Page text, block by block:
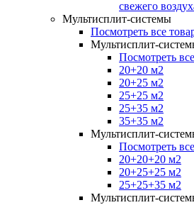
свежего
Мультисплит-системы
Посмотреть все
Мультисплит-
Посмотреть
20+20 м2
20+25 м2
25+25 м2
25+35 м2
35+35 м2
Мультисплит-
Посмотреть
20+20+20 м2
20+25+25 м2
25+25+35 м2
Мультисплит-